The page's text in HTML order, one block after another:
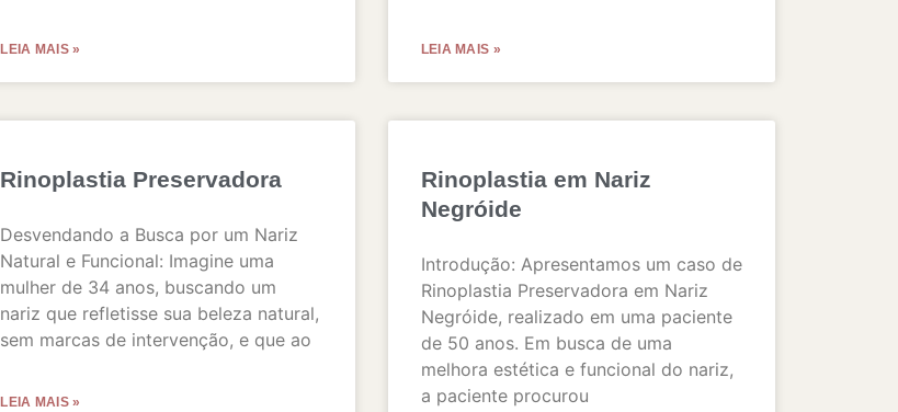
LEIA MAIS » LEIA MAIS »
Rinoplastia Preservadora
Desvendando a Busca por um Nariz
Natural e Funcional: Imagine uma
mulher de 34 anos, buscando um
nariz que refletisse sua beleza natural,
sem marcas de intervenção, e que ao
LEIA MAIS »
Rinoplastia em Nariz
Negróide
Introdução: Apresentamos um caso de
Rinoplastia Preservadora em Nariz
Negróide, realizado em uma paciente
de 50 anos. Em busca de uma
melhora estética e funcional do nariz,
a paciente procurou